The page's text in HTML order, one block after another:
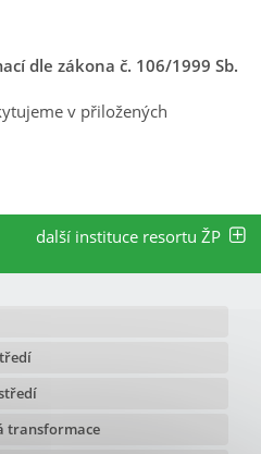
dle zákona č. 106/1999 Sb.
v přiložených
další instituce resortu ŽP
transformace